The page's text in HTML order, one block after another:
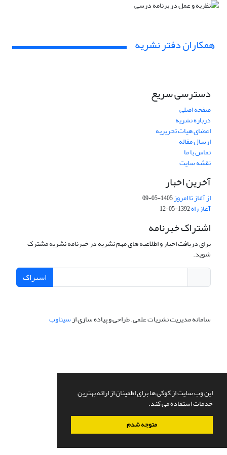
این وب سایت از کوکی ها برای اطمینان از ارائه بهترین
خدمات استفاده می کند.
متوجه شدم
همکاران دفتر نشریه
دسترسی سریع
صفحه اصلی
درباره نشریه
اعضای هیات تحریریه
ارسال مقاله
تماس با ما
نقشه سایت
آخرین اخبار
از آغاز تا امروز1405-05-09
آغاز راه1392-05-12
اشتراک خبرنامه
برای دریافت اخبار و اطلاعیه های مهم نشریه در خبرنامه نشریه مشترک
شوید.
اشتراک
سامانه مدیریت نشریات علمی.طراحی و پیاده سازی ازسیناوب